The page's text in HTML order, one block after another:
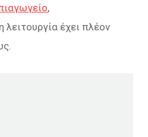
,
λειτουργία έχει πλέον